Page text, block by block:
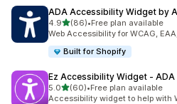
ADA Accessibility Widget by
4.95つ星中
(86)
合計レビュー数：86件
•Free plan available
Web Accessibility for WCAG,
Built for Shopify
Ez Accessibility Widget ‑ ADA
5.05つ星中
(60)
合計レビュー数：60件
•Free plan available
Accessibility widget to help with